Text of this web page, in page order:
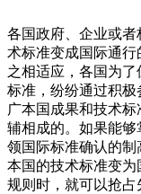
各国政府、企业或
术标准变成国际通
之相适应，各国为
标准，纷纷通过积
广本国成果和技术
辅相成的。如果能
领国际标准确认的
本国的技术标准变
规则时，就可以抢